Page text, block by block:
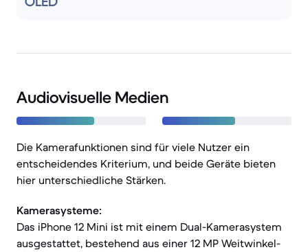
Audiovisuelle Medien
Die Kamerafunktionen sind für viele Nutzer ein
entscheidendes Kriterium, und beide Geräte bieten
hier unterschiedliche Stärken.
Kamerasysteme:
Das iPhone 12 Mini ist mit einem Dual-Kamerasystem
ausgestattet, bestehend aus einer 12 MP Weitwinkel-